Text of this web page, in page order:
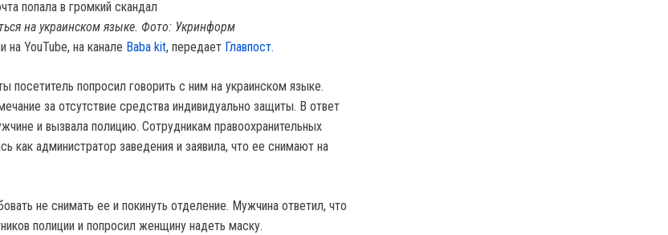
на украинском языке. Фото: Укринформ
на YouTube, на канале Baba kit, передает Главпост.
посетитель попросил говорить с ним на украинском языке.
за отсутствие средства индивидуально защиты. В ответ
и вызвала полицию. Сотрудникам правоохранительных
как администратор заведения и заявила, что ее снимают на
не снимать ее и покинуть отделение. Мужчина ответил, что
полиции и попросил женщину надеть маску.